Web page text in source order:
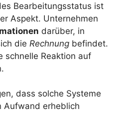
Bearbeitungsstatus ist
Aspekt. Unternehmen
darüber, in
die Rechnung befindet.
schnelle Reaktion auf
dass solche Systeme
Aufwand erheblich